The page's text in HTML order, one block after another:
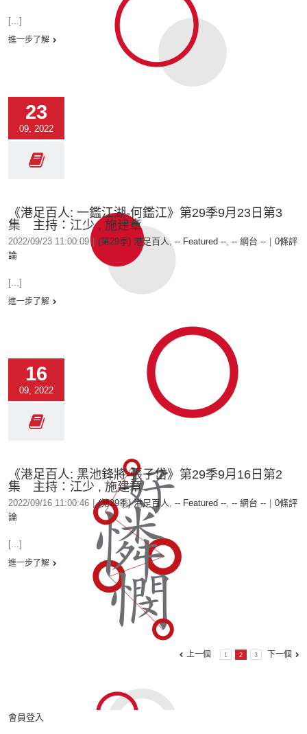
[...]
進一步了解
23
09, 2022
《港足百人: 一鑑江湖-何鑑江》第29季9月23日第3
集 主持：江少 , 施建章
2022/09/23 11:00:09 (第29季) 港足百人, -- Featured --, -- 網台 --
0條評
論
[...]
進一步了解
16
09, 2022
《港足百人: 黑池鋒將-張子岱》第29季9月16日第2
集 主持：江少 , 施建章
2022/09/16 11:00:46 (第29季) 港足百人, -- Featured --, -- 網台 --
0條評
論
[...]
進一步了解
上一個 1 2 3 下一個
會員登入